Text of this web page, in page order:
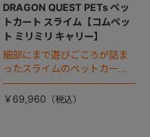
DRAGON QUEST PETs ペッ
トカート スライム【コムペッ
ト ミリミリ キャリー】
細部にまで遊びごころが詰ま
ったスライムのペットカー
ト。
￥69,960